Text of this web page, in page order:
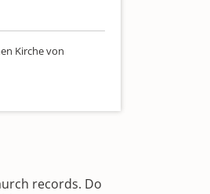
Kirche von
records. Do